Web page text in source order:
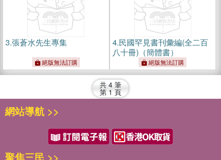
3.張蒼水先生專集
絕版無法訂購
4.民國罕見書刊彙編(全二百
八十冊)（簡體書）
絕版無法訂購
共 4 筆
第 1 頁
網站導航 >>
聚焦三民 >>